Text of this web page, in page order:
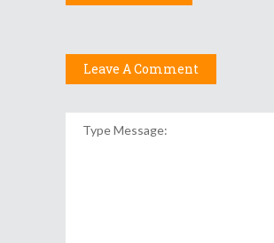
Leave A Comment